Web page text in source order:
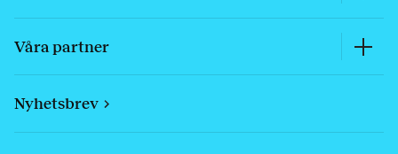
Våra partner
Nyhetsbrev